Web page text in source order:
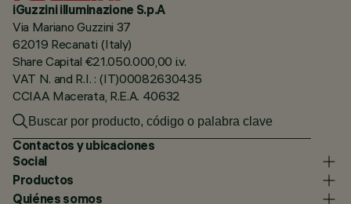
iGuzzini illuminazione S.p.A
Via Mariano Guzzini 37
62019 Recanati (Italy)
Share Capital €21.050.000,00 i.v.
VAT N. and R.I. : (IT)00082630435
CCIAA Macerata, R.E.A. 40632
Contactos y ubicaciones
Social
Productos
Quiénes somos